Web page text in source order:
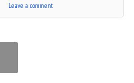
Leave a comment